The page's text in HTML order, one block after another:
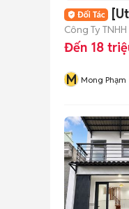
Công Ty
Đến 18
M Mong Phạm